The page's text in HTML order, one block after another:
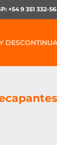
+54 9 351 332-